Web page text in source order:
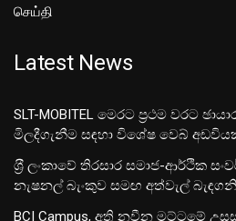
செய்தி
Latest News
SLT-MOBITEL මෙරට ප්‍රථම වරට
මිලදීගැනීම සඳහා විශේෂ වෙබ්
ශ‍්‍රී ලංකාවේ තිරසාර සමාජ-ආර්ථික
නැෂනල් බැංකුව සමඟ අත්වැල්
BCI Campus, අති නවීන මට්ටමේ